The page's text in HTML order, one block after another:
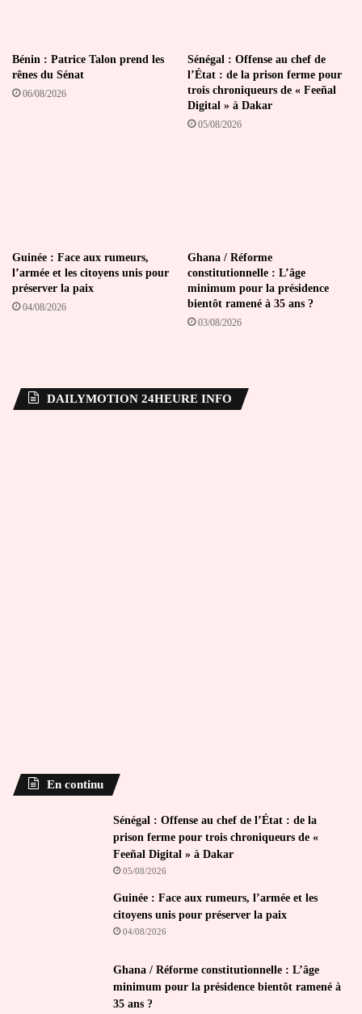
Bénin : Patrice Talon prend les
rênes du Sénat
06/08/2026
Sénégal : Offense au chef de
l’État : de la prison ferme pour
trois chroniqueurs de « Feeñal
Digital » à Dakar
05/08/2026
Guinée : Face aux rumeurs,
l’armée et les citoyens unis pour
préserver la paix
04/08/2026
Ghana / Réforme
constitutionnelle : L’âge
minimum pour la présidence
bientôt ramené à 35 ans ?
03/08/2026
DAILYMOTION 24HEURE INFO
En continu
Sénégal : Offense au chef de l’État : de la
prison ferme pour trois chroniqueurs de «
Feeñal Digital » à Dakar
05/08/2026
Guinée : Face aux rumeurs, l’armée et les
citoyens unis pour préserver la paix
04/08/2026
Ghana / Réforme constitutionnelle : L’âge
minimum pour la présidence bientôt ramené à
35 ans ?